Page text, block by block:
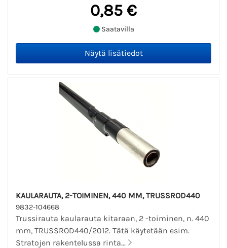
0,85 €
Saatavilla
KAULARAUTA, 2-TOIMINEN, 440 MM, TRUSSROD440
9832-104668
Trussirauta kaularauta kitaraan, 2 -toiminen, n. 440
mm, TRUSSROD440/2012. Tätä käytetään esim.
Stratojen rakentelussa rinta...